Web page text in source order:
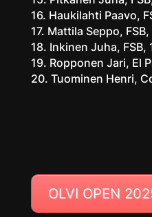
16. Haukilahti Paavo,
17. Mattila Seppo, FSB,
18. Inkinen Juha, FSB,
19. Ropponen Jari, El
20. Tuominen Henri,
OLVI OPEN